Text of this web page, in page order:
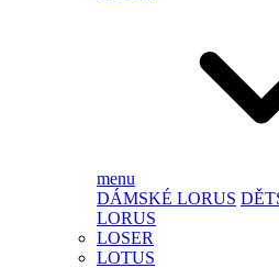
menu
DÁMSKÉ LORUS
LORUS
LOSER
LOTUS